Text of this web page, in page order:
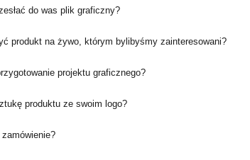
do was plik graficzny?
produkt na żywo, którym bylibyśmy zainteresowani?
projektu graficznego?
produktu ze swoim logo?